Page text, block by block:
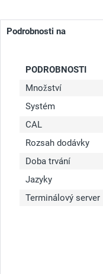
Podrobnosti na
PODROBNOSTI
Množství
Systém
CAL
Rozsah dodávky
Doba trvání
Jazyky
Terminálový server